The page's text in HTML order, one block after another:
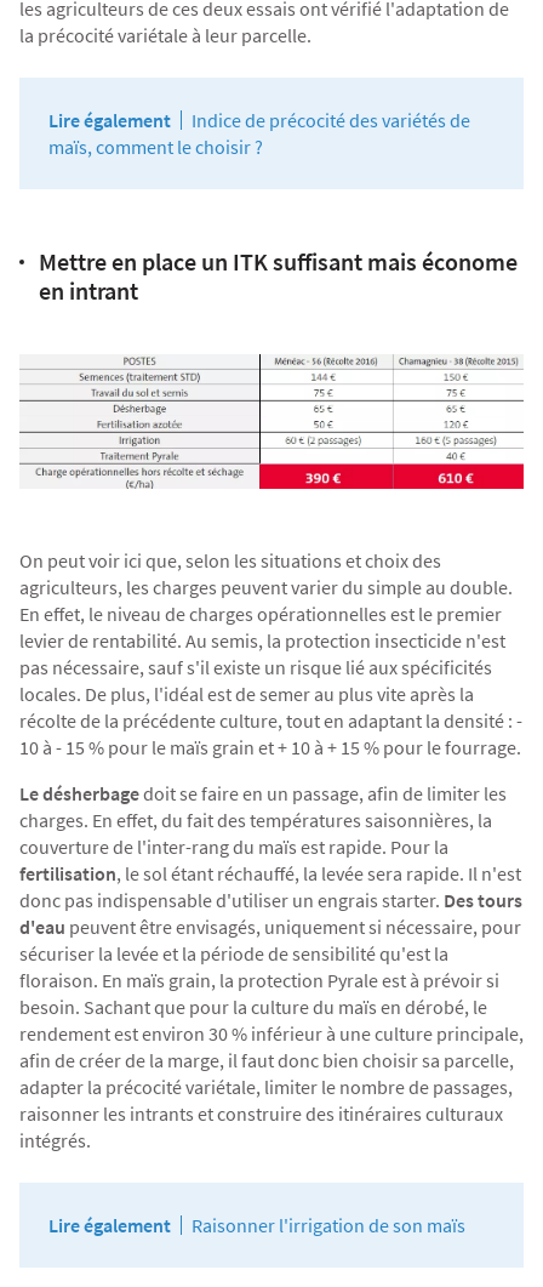
les agriculteurs de ces deux essais ont vérifié l'adaptation de
la précocité variétale à leur parcelle.
Lire également
Indice de précocité des variétés de
maïs, comment le choisir ?
Mettre en place un ITK suffisant mais économe
en intrant
On peut voir ici que, selon les situations et choix des
agriculteurs, les charges peuvent varier du simple au double.
En effet, le niveau de charges opérationnelles est le premier
levier de rentabilité. Au semis, la protection insecticide n'est
pas nécessaire, sauf s'il existe un risque lié aux spécificités
locales. De plus, l'idéal est de semer au plus vite après la
récolte de la précédente culture, tout en adaptant la densité : -
10 à - 15 % pour le maïs grain et + 10 à + 15 % pour le fourrage.
Le désherbagedoit se faire en un passage, afin de limiter les
charges. En effet, du fait des températures saisonnières, la
couverture de l'inter-rang du maïs est rapide. Pour la
fertilisation, le sol étant réchauffé, la levée sera rapide. Il n'est
donc pas indispensable d'utiliser un engrais starter. Des tours
d'eau peuvent être envisagés, uniquement si nécessaire, pour
sécuriser la levée et la période de sensibilité qu'est la
floraison. En maïs grain, la protection Pyrale est à prévoir si
besoin. Sachant que pour la culture du maïs en dérobé, le
rendement est environ 30 % inférieur à une culture principale,
afin de créer de la marge, il faut donc bien choisir sa parcelle,
adapter la précocité variétale, limiter le nombre de passages,
raisonner les intrants et construire des itinéraires culturaux
intégrés.
Lire également Raisonner l'irrigation de son maïs